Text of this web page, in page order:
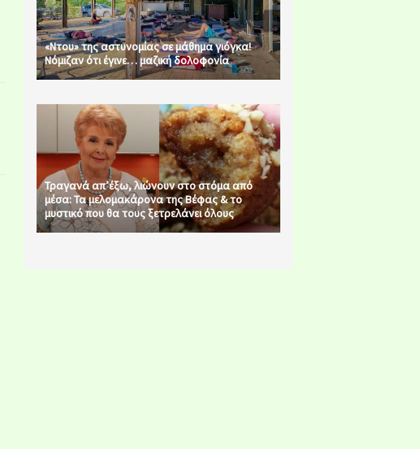
«Ντου» της αστυνομίας σε μάθημα γιόγκα!
Νόμιζαν ότι έγινε… μαζική δολοφονία
Τραγανά απ’έξω, λιώνουν στο στόμα από
μέσα: Τα μελομακάρονα της Βέφας & το
μυστικό που θα τους ξετρελάνει όλους